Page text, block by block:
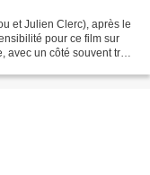
et Julien Clerc), après le
pour ce film sur
avec un côté souvent très